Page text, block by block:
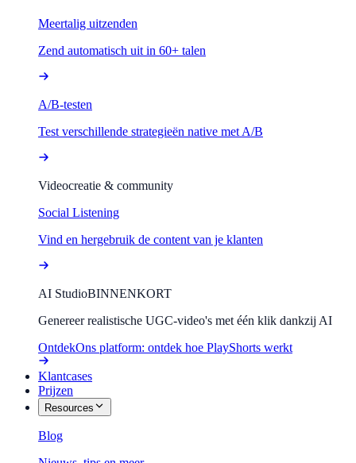
Meertalig uitzenden
Zend automatisch uit in 60+ talen
A/B-testen
Test verschillende strategieën native met A/B
Videocreatie & community
Social Listening
Vind en hergebruik de content van je klanten
AI StudioBINNENKORT
Genereer realistische UGC-video's met één klik dankzij AI
OntdekOns platform: ontdek hoe PlayShorts werkt
Klantcases
Prijzen
Resources
Blog